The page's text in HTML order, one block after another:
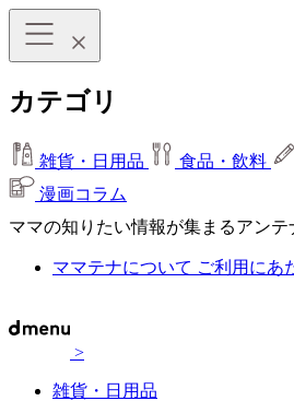
カテゴリ
雑貨・日用品 食品・飲料
漫画コラム
ママの知りたい情報が集まるアンテ
ママテナについて ご利用にあ
>
雑貨・日用品